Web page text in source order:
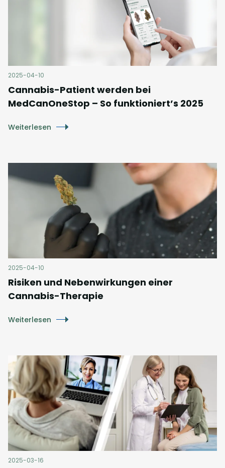
2025-04-10
Cannabis-Patient werden bei
MedCanOneStop – So funktioniert’s 2025
Weiterlesen
2025-04-10
Risiken und Nebenwirkungen einer
Cannabis-Therapie
Weiterlesen
2025-03-16